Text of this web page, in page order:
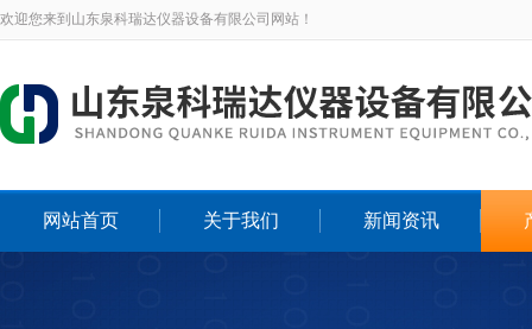
欢迎您来到山东泉科瑞达仪器设备有限公司网站！
网站首页 关于我们 新闻资讯